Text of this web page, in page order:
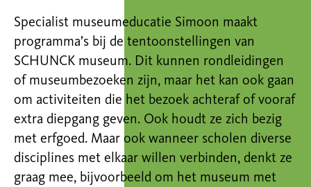
Specialist museumeducatie Simoon maakt
programma’s bij de tentoonstellingen van
SCHUNCK museum. Dit kunnen rondleidingen
of museumbezoeken zijn, maar het kan ook gaan
om activiteiten die het bezoek achteraf of vooraf
extra diepgang geven. Ook houdt ze zich bezig
met erfgoed. Maar ook wanneer scholen diverse
disciplines met elkaar willen verbinden, denkt ze
graag mee, bijvoorbeeld om het museum met